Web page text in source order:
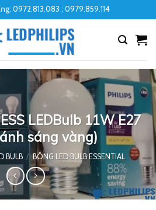
0972.813.083 ; 0979.859.114
LEDBulb 11W E27
sáng vàng)
BULB / BÓNG LED BULB ESSENTIAL